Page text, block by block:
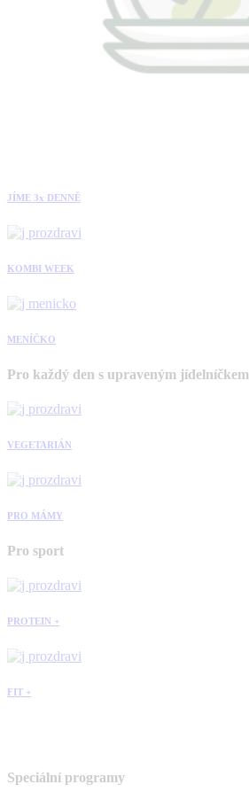
JÍME 3x DENNĚ
KOMBI WEEK
MENÍČKO
Pro každý den s upraveným jídelníčkem
VEGETARIÁN
PRO MÁMY
Pro sport
PROTEIN +
FIT +
Speciální programy